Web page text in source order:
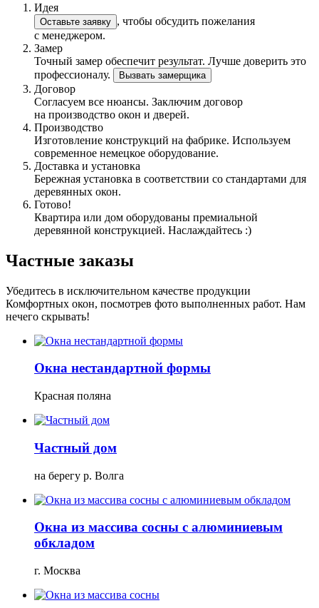
Идея
Оставьте заявку , чтобы обсудить пожелания
с менеджером.
Замер
Точный замер обеспечит результат. Лучше доверить это
профессионалу.
Вызвать замерщика
Договор
Согласуем все нюансы. Заключим договор
на производство окон и дверей.
Производство
Изготовление конструкций на фабрике. Используем
современное немецкое оборудование.
Доставка и установка
Бережная установка в соответствии со стандартами для
деревянных окон.
Готово!
Квартира или дом оборудованы премиальной
деревянной конструкцией. Наслаждайтесь :)
Частные заказы
Убедитесь в исключительном качестве продукции
Комфортных окон, посмотрев фото выполненных работ. Нам
нечего скрывать!
Окна нестандартной формы
Красная поляна
Частный дом
на берегу р. Волга
Окна из массива сосны с алюминиевым
обкладом
г. Москва